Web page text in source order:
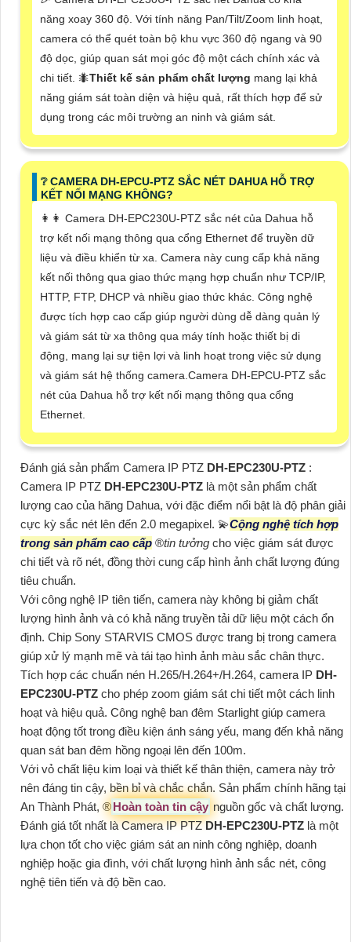
năng xoay 360 độ. Với tính năng Pan/Tilt/Zoom linh hoạt,
camera có thể quét toàn bộ khu vực 360 độ ngang và 90
độ dọc, giúp quan sát mọi góc độ một cách chính xác và
chi tiết. 🐜Thiết kế sản phẩm chất lượng mang lại khả
năng giám sát toàn diện và hiệu quả, rất thích hợp để sử
dụng trong các môi trường an ninh và giám sát.
❔ CAMERA DH-EPCU-PTZ SẮC NÉT DAHUA HỖ TRỢ
KẾT NỐI MẠNG KHÔNG?
️👩‍👩 Camera DH-EPC230U-PTZ sắc nét của Dahua hỗ
trợ kết nối mạng thông qua cổng Ethernet để truyền dữ
liệu và điều khiển từ xa. Camera này cung cấp khả năng
kết nối thông qua giao thức mạng hợp chuẩn như TCP/IP,
HTTP, FTP, DHCP và nhiều giao thức khác. Công nghệ
được tích hợp cao cấp giúp người dùng dễ dàng quản lý
và giám sát từ xa thông qua máy tính hoặc thiết bị di
động, mang lại sự tiện lợi và linh hoạt trong việc sử dụng
và giám sát hệ thống camera.Camera DH-EPCU-PTZ sắc
nét của Dahua hỗ trợ kết nối mạng thông qua cổng
Ethernet.
Đánh giá sản phẩm Camera IP PTZ DH-EPC230U-PTZ :
Camera IP PTZ DH-EPC230U-PTZ là một sản phẩm chất
lượng cao của hãng Dahua, với đặc điểm nổi bật là độ phân giải
cực kỳ sắc nét lên đến 2.0 megapixel. 💫Cộng nghệ tích hợp
trong sản phẩm cao cấp ®️tin tưởng cho việc giám sát được
chi tiết và rõ nét, đồng thời cung cấp hình ảnh chất lượng đúng
tiêu chuẩn.
Với công nghệ IP tiên tiến, camera này không bị giảm chất
lượng hình ảnh và có khả năng truyền tải dữ liệu một cách ổn
định. Chip Sony STARVIS CMOS được trang bị trong camera
giúp xử lý mạnh mẽ và tái tạo hình ảnh màu sắc chân thực.
Tích hợp các chuẩn nén H.265/H.264+/H.264, camera IP DH-
EPC230U-PTZ cho phép zoom giám sát chi tiết một cách linh
hoạt và hiệu quả. Công nghệ ban đêm Starlight giúp camera
hoạt động tốt trong điều kiện ánh sáng yếu, mang đến khả năng
quan sát ban đêm hồng ngoại lên đến 100m.
Với vỏ chất liệu kim loại và thiết kế thân thiện, camera này trở
nên đáng tin cậy, bền bỉ và chắc chắn. Sản phẩm chính hãng tại
An Thành Phát, ®️Hoàn toàn tin cậy nguồn gốc và chất lượng.
Đánh giá tốt nhất là Camera IP PTZDH-EPC230U-PTZ là một
lựa chọn tốt cho việc giám sát an ninh công nghiệp, doanh
nghiệp hoặc gia đình, với chất lượng hình ảnh sắc nét, công
nghệ tiên tiến và độ bền cao.